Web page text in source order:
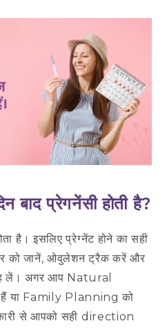
बाद प्रेगनेंसी होती है?
है। इसलिए प्रेग्नेंट होने का सही
को जानें, ओवुलेशन ट्रैक करें और
लें। अगर आप Natural
या Family Planning को
से आपको सही direction